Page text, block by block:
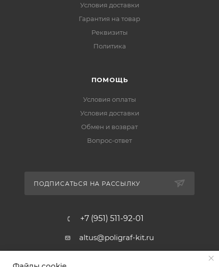
Условия доставки
Гарантия на товар
Реквизиты
Политика
ПОМОЩЬ
Условия оплаты
Условия доставки
Обмен и возврат
Вопрос-ответ
ПОДПИСАТЬСЯ НА РАССЫЛКУ
+7 (951) 511-92-01
altus@poligraf-kit.ru